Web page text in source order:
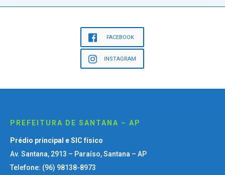
FACEBOOK
INSTAGRAM
PREFEITURA DE SANTANA – AP
Prédio principal e SIC físico
Av. Santana, 2913 – Paraíso, Santana – AP
Telefone: (96) 98138-8973